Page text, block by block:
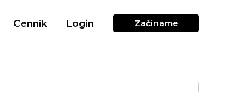
Cenník Login Začíname